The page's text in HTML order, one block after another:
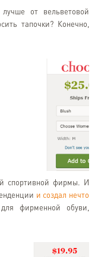
от вельветовой
тапочки? Конечно,
спортивной фирмы. И
и создал нечто
фирменной обуви,